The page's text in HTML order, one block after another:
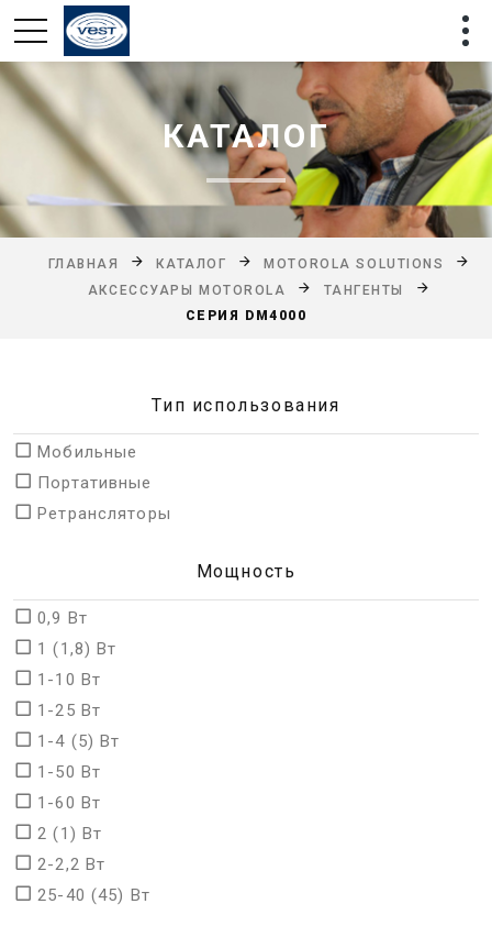
КАТАЛОГ
ГЛАВНАЯ КАТАЛОГ
MOTOROLA SOLUTIONS
АКСЕССУАРЫ MOTOROLA
ТАНГЕНТЫ
СЕРИЯ DM4000
Тип использования
Мобильные
Портативные
Ретрансляторы
Мощность
0,9 Bт
1 (1,8) Вт
1-10 Вт
1-25 Вт
1-4 (5) Вт
1-50 Вт
1-60 Вт
2 (1) Вт
2-2,2 Вт
25-40 (45) Вт